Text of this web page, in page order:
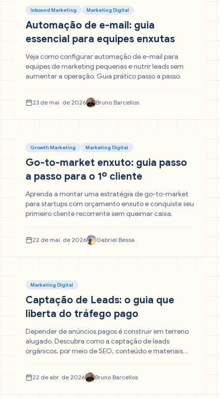
Inbound Marketing Marketing Digital
Automação de e-mail: guia
essencial para equipes enxutas
Veja como configurar automação de e-mail para
equipes de marketing pequenas e nutrir leads sem
aumentar a operação. Guia prático passo a passo.
23 de mai. de 2026 Bruno Barcellos
Growth Marketing Marketing Digital
Go-to-market enxuto: guia passo
a passo para o 1º cliente
Aprenda a montar uma estratégia de go-to-market
para startups com orçamento enxuto e conquiste seu
primeiro cliente recorrente sem queimar caixa.
22 de mai. de 2026 Gabriel Bessa
Marketing Digital
Captação de Leads: o guia que
liberta do tráfego pago
Depender de anúncios pagos é construir em terreno
alugado. Descubra como a captação de leads
orgânicos, por meio de SEO, conteúdo e materiais
clientes qualificados todos os dias — sem pagar
pedágio ao Google.
22 de abr. de 2026 Bruno Barcellos